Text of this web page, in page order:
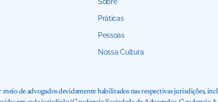
Práticas
Pessoas
Nossa Cultura
de advogados devidamente habilitados nas respectivas jurisdições,